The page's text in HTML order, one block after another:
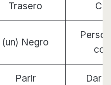
Trasero
(un) Negro
Parir Dar